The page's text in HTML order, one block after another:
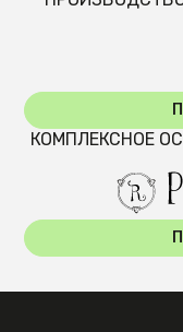
КОМПЛЕКСНОЕ